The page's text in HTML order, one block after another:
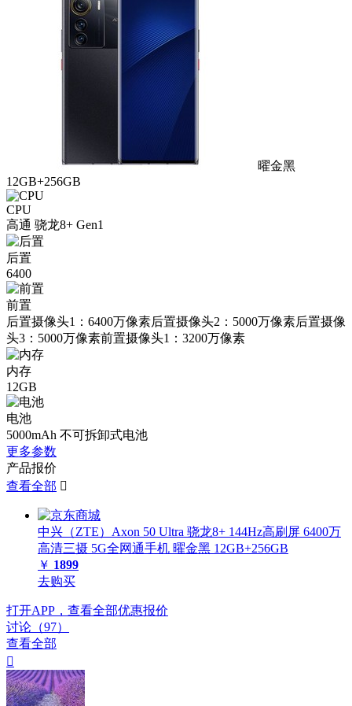
曜金黑
12GB+256GB
CPU
高通 骁龙8+ Gen1
后置
6400
前置
后置摄像头1：6400万像素后置摄像头2：5000万像素后置摄像
头3：5000万像素前置摄像头1：3200万像素
内存
12GB
电池
5000mAh 不可拆卸式电池
更多参数
产品报价
查看全部 
中兴（ZTE）Axon 50 Ultra 骁龙8+ 144Hz高刷屏 6400万
高清三摄 5G全网通手机 曜金黑 12GB+256GB
￥ 1899
去购买
打开APP，查看全部优惠报价
讨论（97）
查看全部
